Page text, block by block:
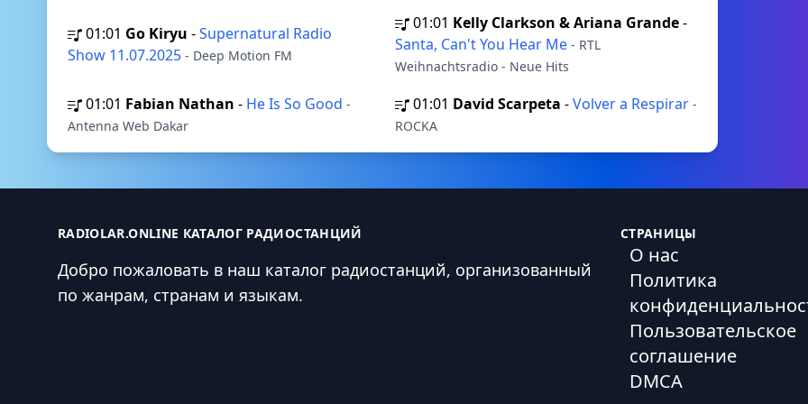
01:01 Go Kiryu -Supernatural Radio
Show 11.07.2025 - Deep Motion FM
01:01 Kelly Clarkson & Ariana Grande-
Santa, Can't You Hear Me - RTL
Weihnachtsradio - Neue Hits
01:01 Fabian Nathan - He Is So Good -
Antenna Web Dakar
01:01 David Scarpeta -Volver a Respirar -
ROCKA
RADIOLAR.ONLINE КАТАЛОГ РАДИОСТАНЦИЙ
Добро пожаловать в наш каталог радиостанций, организованный
по жанрам, странам и языкам.
СТРАНИЦЫ
О нас
Политика
Пользовательское
соглашение
DMCA